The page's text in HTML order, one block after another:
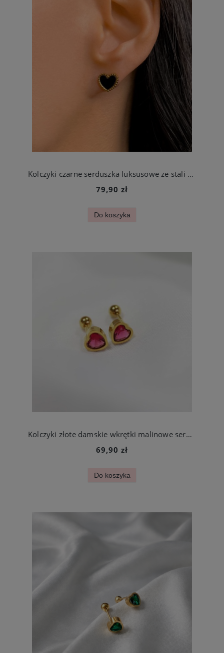
Kolczyki czarne serduszka luksusowe ze stali chirurgicznej
79,90 zł
Do koszyka
Kolczyki złote damskie wkrętki malinowe serduszka ze stali chirurgicznej
69,90 zł
Do koszyka